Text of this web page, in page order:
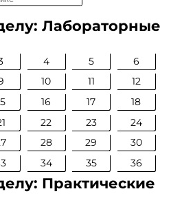
Лабораторные
4 5
6
10 11
12
16 17
18
22 23
24
28 29
30
34 35 36
Практические